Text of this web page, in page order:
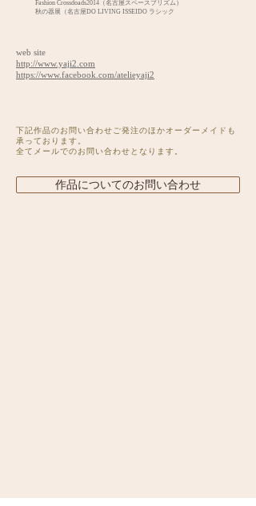
Fashion Crossdoads2014（名古屋スペースプリズム）
秋の器展（名古屋DO LIVING ISSEIDO ラシック
web site
http://www.yaji2.com
https://www.facebook.com/atelieyaji2
下記作品のお問い合わせご発注のほかオーダーメイドも
承っております。
全てメールでのお問い合わせとなります。
作品についてのお問い合わせ